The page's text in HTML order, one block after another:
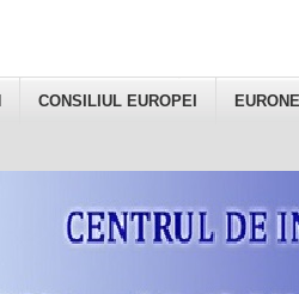
CONSILIUL EUROPEI